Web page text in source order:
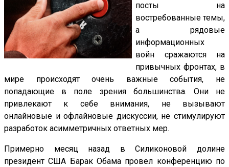
посты на
востребованные темы,
а рядовые
информационных
войн сражаются на
привычных фронтах, в
мире происходят очень важные события, не
попадающие в поле зрения большинства. Они не
привлекают к себе внимания, не вызывают
онлайновые и офлайновые дискуссии, не стимулируют
разработок асимметричных ответных мер.
Примерно месяц назад в Силиконовой долине
президент США Барак Обама провел конференцию по